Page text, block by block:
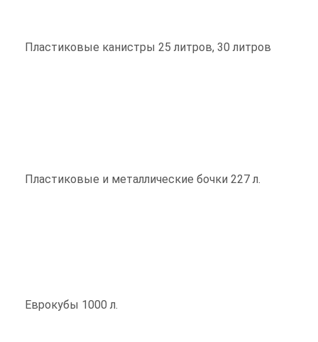
Пластиковые канистры 25 литров, 30 литров
Пластиковые и металлические бочки 227 л.
Еврокубы 1000 л.